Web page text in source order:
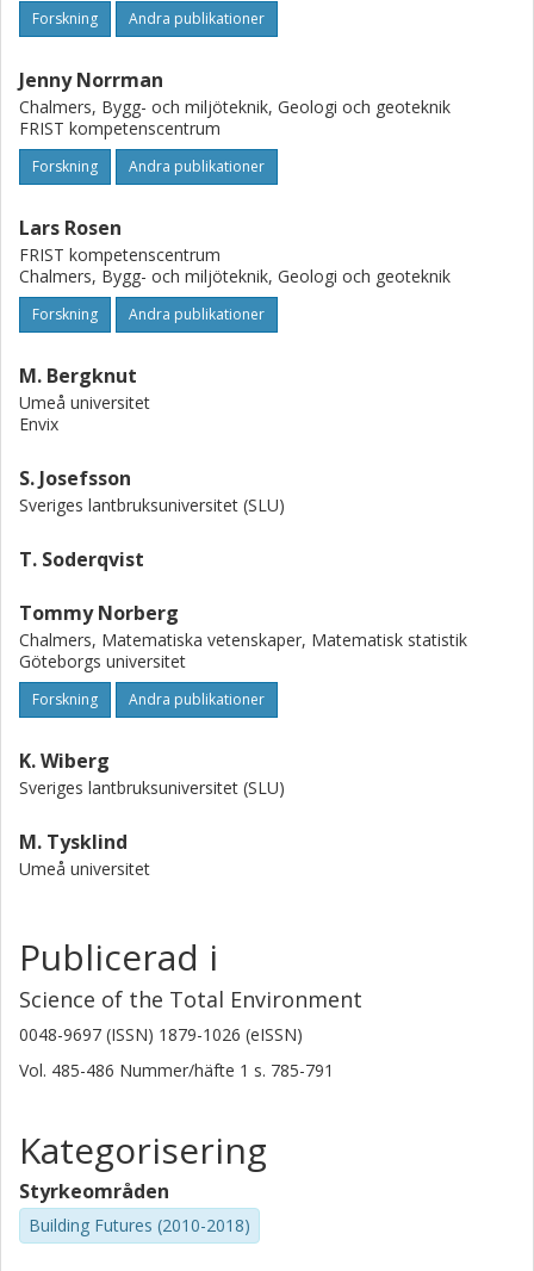
Forskning Andra publikationer
Jenny Norrman
Chalmers, Bygg- och miljöteknik, Geologi och geoteknik
FRIST kompetenscentrum
Forskning Andra publikationer
Lars Rosen
FRIST kompetenscentrum
Chalmers, Bygg- och miljöteknik, Geologi och geoteknik
Forskning Andra publikationer
M. Bergknut
Umeå universitet
Envix
S. Josefsson
Sveriges lantbruksuniversitet (SLU)
T. Soderqvist
Tommy Norberg
Chalmers, Matematiska vetenskaper, Matematisk statistik
Göteborgs universitet
Forskning Andra publikationer
K. Wiberg
Sveriges lantbruksuniversitet (SLU)
M. Tysklind
Umeå universitet
Publicerad i
Science of the Total Environment
0048-9697 (ISSN) 1879-1026 (eISSN)
Vol. 485-486 Nummer/häfte 1 s. 785-791
Kategorisering
Styrkeområden
Building Futures (2010-2018)